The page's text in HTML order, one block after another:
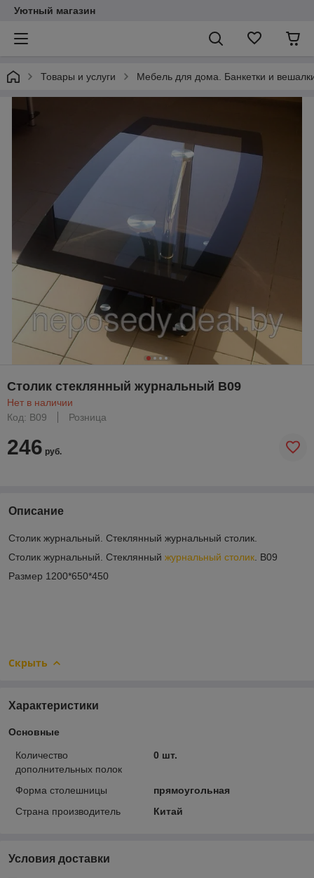
Уютный магазин
Товары и услуги Мебель для дома. Банкетки и
Столик стеклянный журнальный В09
Нет в наличии
Код: В09
Розница
246 руб.
Описание
Столик журнальный. Стеклянный журнальный столик.
Столик журнальный. Стеклянный журнальный столик . B09
Размер 1200*650*450
Скрыть
Характеристики
Основные
Количество
дополнительных полок
0 шт.
Форма столешницы
прямоугольная
Страна производитель
Китай
Условия доставки